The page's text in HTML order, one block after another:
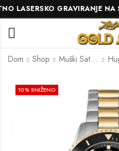
GRAVIRANJE NA
Dom Shop Muški Satovi
10% SNIŽENO